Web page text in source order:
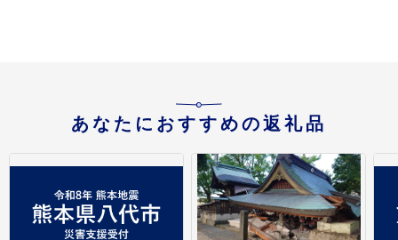
あなたにおすすめの返礼品